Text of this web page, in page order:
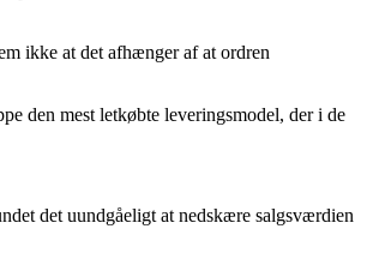
ikke at det afhænger af at ordren
den mest letkøbte leveringsmodel, der i de
det uundgåeligt at nedskære salgsværdien